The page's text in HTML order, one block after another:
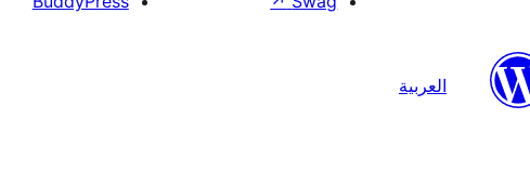
العربية